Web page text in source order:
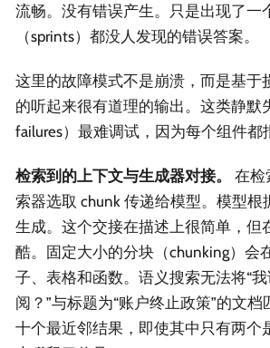
流畅。没有错误产生。只是出现了一
（sprints）都没人发现的错误答案。
这里的故障模式不是崩溃，而是基于
的听起来很有道理的输出。这类静默
failures）最难调试，因为每个组件都
检索到的上下文与生成器对接。
在检
索器选取 chunk 传递给模型。模型根
生成。这个交接在描述上很简单，但
酷。固定大小的分块（chunking）会
子、表格和函数。语义搜索无法将“
阅？”与标题为“账户终止政策”的文档
十个最近邻结果，即使其中只有两个